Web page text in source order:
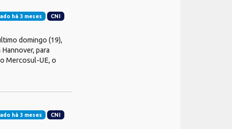
há 3 meses CNI
domingo (19),
para
Mercosul-UE, o
há 3 meses CNI